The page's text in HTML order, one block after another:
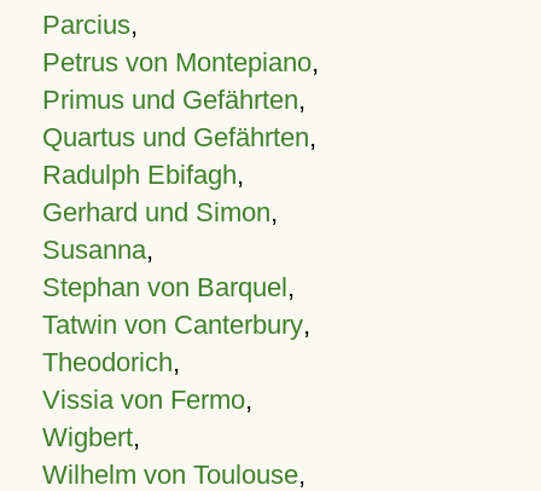
Parcius,
Petrus von Montepiano,
Primus und Gefährten,
Quartus und Gefährten,
Radulph Ebifagh,
Gerhard und Simon,
Susanna,
Stephan von Barquel,
Tatwin von Canterbury,
Theodorich,
Vissia von Fermo,
Wigbert,
Wilhelm von Toulouse,